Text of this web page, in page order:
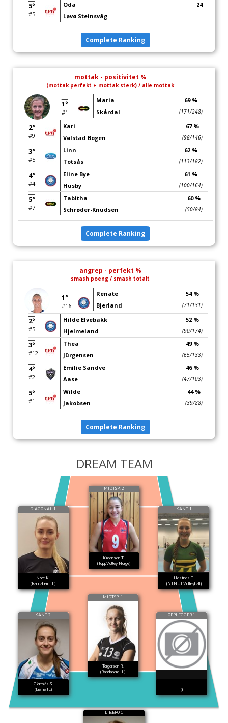
5°
#5
Oda
Løvø Steinsvåg
24
Complete Ranking
mottak - positivitet %
(mottak perfekt + mottak sterk) / alle mottak
1°
#1
Maria
Skårdal
69 %
(171/248)
2°
#9
Kari
Vølstad Bogen
67 %
(98/146)
3°
#5
Linn
Totsås
62 %
(113/182)
4°
#4
Eline Bye
Husby
61 %
(100/164)
5°
#7
Tabitha
Schrøder-Knudsen
60 %
(50/84)
Complete Ranking
angrep - perfekt %
smash poeng / smash totalt
1°
#16
Renate
Bjerland
54 %
(71/131)
2°
#5
Hilde Elvebakk
Hjelmeland
52 %
(90/174)
3°
#12
Thea
Jürgensen
49 %
(65/133)
4°
#2
Emilie Sandve
Aase
46 %
(47/103)
5°
#1
Wilde
Jakobsen
44 %
(39/88)
Complete Ranking
DREAM TEAM
DIAGONAL 1
Nore K.
(Randaberg IL)
MIDTSP. 2
Jürgensen T.
(ToppVolley Norge)
KANT 1
Hestnes T.
(NTNUI Volleyball)
KANT 2
Gjertsås S.
(Lierne IL)
MIDTSP. 1
Torgersen R.
(Randaberg IL)
OPPLEGGER 1
()
LIBERO 1